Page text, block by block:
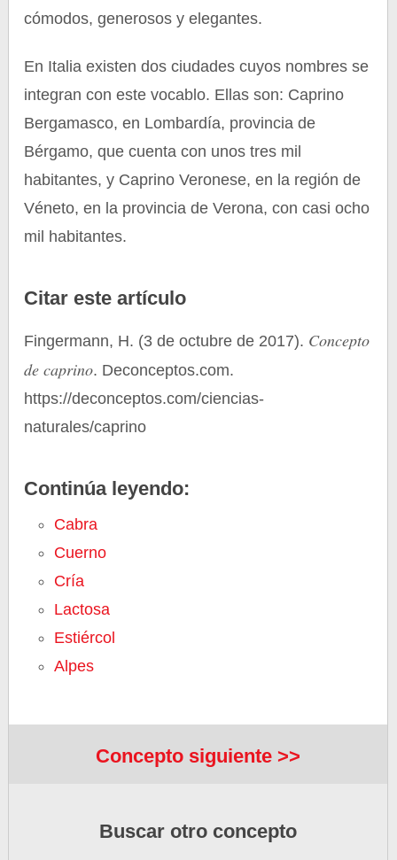
cómodos, generosos y elegantes.
En Italia existen dos ciudades cuyos nombres se
integran con este vocablo. Ellas son: Caprino
Bergamasco, en Lombardía, provincia de
Bérgamo, que cuenta con unos tres mil
habitantes, y Caprino Veronese, en la región de
Véneto, en la provincia de Verona, con casi ocho
mil habitantes.
Citar este artículo
Fingermann, H. (3 de octubre de 2017). Concepto
de caprino. Deconceptos.com.
https://deconceptos.com/ciencias-
naturales/caprino
Continúa leyendo:
Cabra
Cuerno
Cría
Lactosa
Estiércol
Alpes
Concepto siguiente >>
Buscar otro concepto